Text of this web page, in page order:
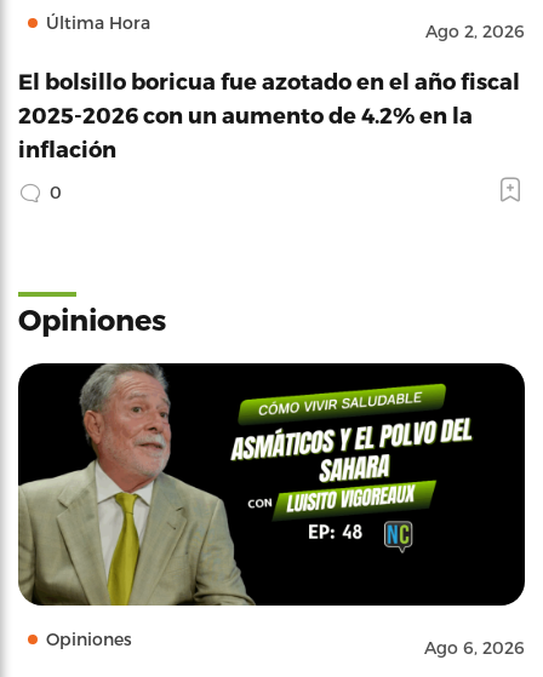
Última Hora Ago 2, 2026
El bolsillo boricua fue azotado en el año fiscal
2025-2026 con un aumento de 4.2% en la
inflación
0
Opiniones
Opiniones Ago 6, 2026